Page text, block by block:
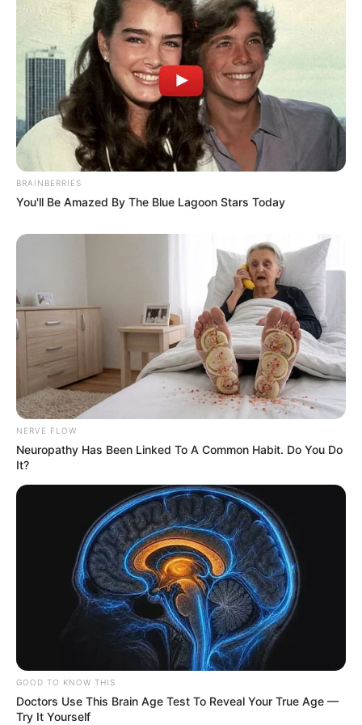
Laury veut se battre
pour son couple, Marie
Tapernoux évoque un
BRAINBERRIES
You'll Be Amazed By The Blue Lagoon Stars Today
NERVE FLOW
Neuropathy Has Been Linked To A Common Habit. Do You Do
It?
GOOD TO KNOW THIS
Doctors Use This Brain Age Test To Reveal Your True Age —
Try It Yourself